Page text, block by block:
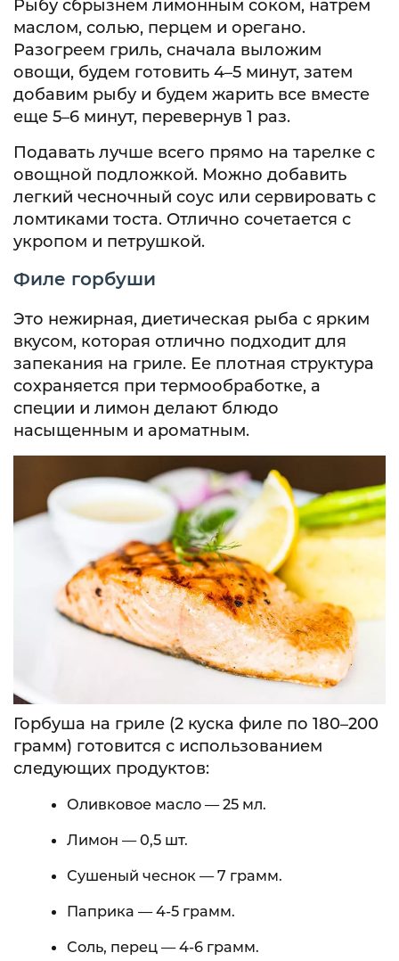
Рыбу сбрызнем лимонным соком, натрем
маслом, солью, перцем и орегано.
Разогреем гриль, сначала выложим
овощи, будем готовить 4–5 минут, затем
добавим рыбу и будем жарить все вместе
еще 5–6 минут, перевернув 1 раз.
Подавать лучше всего прямо на тарелке с
овощной подложкой. Можно добавить
легкий чесночный соус или сервировать с
ломтиками тоста. Отлично сочетается с
укропом и петрушкой.
Филе горбуши
Это нежирная, диетическая рыба с ярким
вкусом, которая отлично подходит для
запекания на гриле. Ее плотная структура
сохраняется при термообработке, а
специи и лимон делают блюдо
насыщенным и ароматным.
Горбуша на гриле (2 куска филе по 180–200
грамм) готовится с использованием
следующих продуктов:
Оливковое масло — 25 мл.
Лимон — 0,5 шт.
Сушеный чеснок — 7 грамм.
Паприка — 4-5 грамм.
Соль, перец — 4-6 грамм.